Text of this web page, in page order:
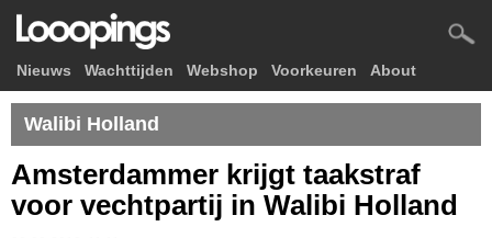
Nieuws Wachttijden Webshop Voorkeuren About
Walibi Holland
Amsterdammer krijgt taakstraf
voor vechtpartij in Walibi Holland